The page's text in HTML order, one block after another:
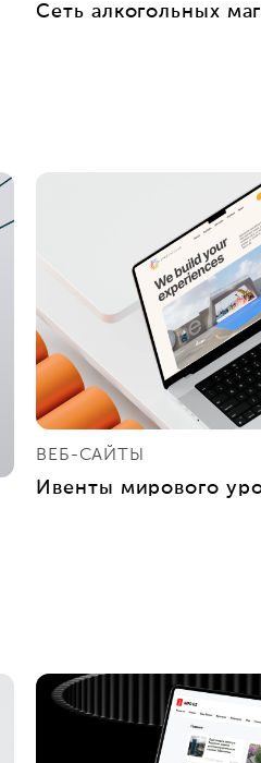
Сеть алкогольных
ВЕБ-САЙТЫ
Ивенты мирового